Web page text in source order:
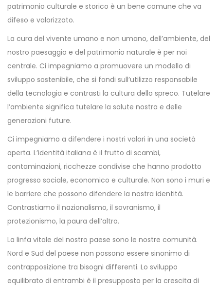
patrimonio culturale e storico è un bene comune che va
difeso e valorizzato.
La cura del vivente umano e non umano, dell’ambiente, del
nostro paesaggio e del patrimonio naturale è per noi
centrale. Ci impegniamo a promuovere un modello di
sviluppo sostenibile, che si fondi sull’utilizzo responsabile
della tecnologia e contrasti la cultura dello spreco. Tutelare
l’ambiente significa tutelare la salute nostra e delle
generazioni future.
Ci impegniamo a difendere i nostri valori in una società
aperta. L’identità italiana è il frutto di scambi,
contaminazioni, ricchezze condivise che hanno prodotto
progresso sociale, economico e culturale. Non sono i muri e
le barriere che possono difendere la nostra identità.
Contrastiamo il nazionalismo, il sovranismo, il
protezionismo, la paura dell’altro.
La linfa vitale del nostro paese sono le nostre comunità.
Nord e Sud del paese non possono essere sinonimo di
contrapposizione tra bisogni differenti. Lo sviluppo
equilibrato di entrambi è il presupposto per la crescita di